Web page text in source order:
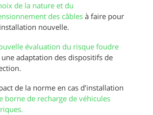
de la nature et du
des câbles à faire pour
nouvelle.
évaluation du risque foudre
une adaptation des dispositifs de
de la norme en cas d’installation
borne de recharge de véhicules